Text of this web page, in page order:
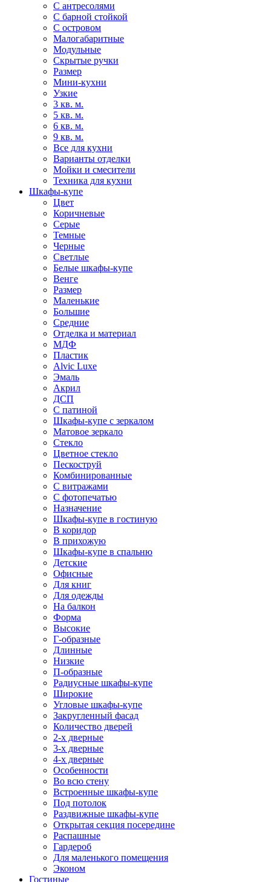
С антресолями
С барной стойкой
С островом
Малогабаритные
Модульные
Скрытые ручки
Размер
Мини-кухни
Узкие
3 кв. м.
5 кв. м.
6 кв. м.
9 кв. м.
Все для кухни
Варианты отделки
Мойки и смесители
Техника для кухни
Шкафы-купе
Цвет
Коричневые
Серые
Темные
Черные
Светлые
Белые шкафы-купе
Венге
Размер
Маленькие
Большие
Средние
Отделка и материал
МДФ
Пластик
Alvic Luxe
Эмаль
Акрил
ДСП
С патиной
Шкафы-купе с зеркалом
Матовое зеркало
Стекло
Цветное стекло
Пескоструй
Комбинированные
С витражами
С фотопечатью
Назначение
Шкафы-купе в гостиную
В коридор
В прихожую
Шкафы-купе в спальню
Детские
Офисные
Для книг
Для одежды
На балкон
Форма
Высокие
Г-образные
Длинные
Низкие
П-образные
Радиусные шкафы-купе
Широкие
Угловые шкафы-купе
Закругленный фасад
Количество дверей
2-х дверные
3-х дверные
4-х дверные
Особенности
Во всю стену
Встроенные шкафы-купе
Под потолок
Раздвижные шкафы-купе
Открытая секция посередине
Распашные
Гардероб
Для маленького помещения
Эконом
Гостиные